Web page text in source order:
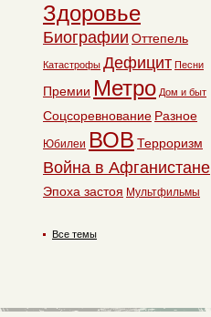
Здоровье
Биографии Оттепель
Катастрофы Дефицит Песни
Премии Метро Дом и быт
Соцсоревнование Разное
Юбилеи ВОВ Терроризм
Война в Афганистане
Эпоха застоя Мультфильмы
Все темы